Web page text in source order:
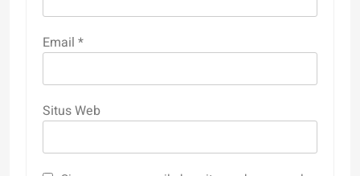
Email *
Situs Web